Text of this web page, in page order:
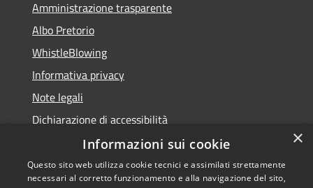
Amministrazione trasparente
Albo Pretorio
WhistleBlowing
Informativa privacy
Note legali
Dichiarazione di accessibilità
×
Informazioni sui cookie
Questo sito web utilizza cookie tecnici e assimilati strettamente
necessari al corretto funzionamento e alla navigazione del sito,